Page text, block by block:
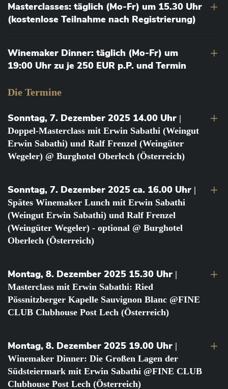
Masterclasses: täglich (Mo-Fr) um 15.30 Uhr
(kostenlose Teilnahme nach Registrierung)
Winemaker Dinner: täglich (Mo-Fr) um
19:00 Uhr zu je 250 EUR p.P. und Termin
Die Termine
Sonntag, 7. Dezember 2025 14.00 Uhr |
Doppel-Masterclass mit Erwin Sabathi (Weingut
Erwin Sabathi) und Ralf Frenzel (Weingüter
Wegeler) @ Burghotel Oberlech (Österreich)
Sonntag, 7. Dezember 2025 ca. 16.00 Uhr |
Spätes Winemaker Lunch mit Erwin Sabathi
(Weingut Erwin Sabathi) und Ralf Frenzel
(Weingüter Wegeler) - optional @ Burghotel
Oberlech (Österreich)
Montag, 8. Dezember 2025 15.30 Uhr |
Masterclass mit Erwin Sabathi: Ried
Pössnitzberger Kapelle Sauvignon Blanc @FINE
CLUB Clubhouse Post Lech (Österreich)
Montag, 8. Dezember 2025 19.00 Uhr |
Winemaker Dinner: Die Großen Lagen der
Südsteiermark mit Erwin Sabathi @FINE CLUB
Clubhouse Post Lech (Österreich)